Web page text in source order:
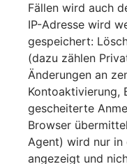
Fällen wird auch
IP-Adresse wird
gespeichert:
(dazu zählen
Änderungen an
Kontoaktivierung,
gescheiterte
Browser
Agent) wird nur in
angezeigt und